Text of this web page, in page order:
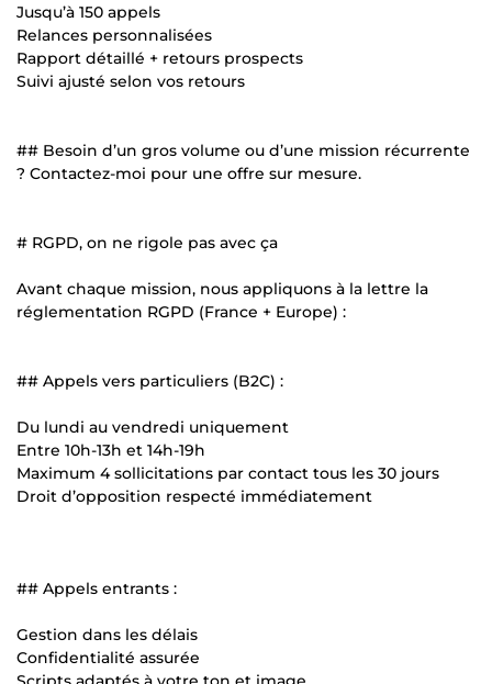
Jusqu’à 150 appels
Relances personnalisées
Rapport détaillé + retours prospects
Suivi ajusté selon vos retours
## Besoin d’un gros volume ou d’une mission récurrente
? Contactez-moi pour une offre sur mesure.
# RGPD, on ne rigole pas avec ça
Avant chaque mission, nous appliquons à la lettre la
réglementation RGPD (France + Europe) :
## Appels vers particuliers (B2C) :
Du lundi au vendredi uniquement
Entre 10h-13h et 14h-19h
Maximum 4 sollicitations par contact tous les 30 jours
Droit d’opposition respecté immédiatement
## Appels entrants :
Gestion dans les délais
Confidentialité assurée